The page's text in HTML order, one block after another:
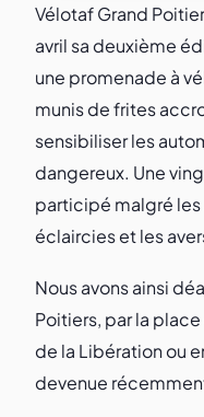
Vélotaf Grand
avril sa deuxième
une promenade à
munis de frites
sensibiliser les
dangereux. Une
participé malgré
éclaircies et les
Nous avons ainsi
Poitiers, par la
de la Libération ou
devenue